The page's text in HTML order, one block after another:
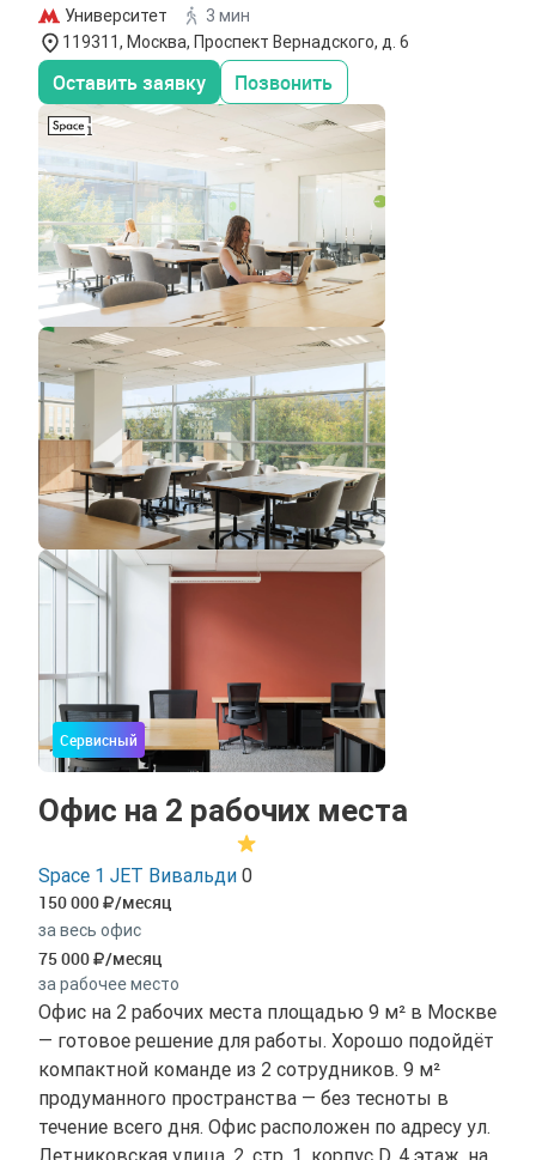
Университет
3 мин
119311, Москва, Проспект Вернадского, д. 6
Оставить заявку Позвонить
Сервисный
Офис на 2 рабочих места
Space 1 JET Вивальди 0
150 000 /месяц
за весь офис
75 000 /месяц
за рабочее место
Офис на 2 рабочих места площадью 9 м² в Москве
— готовое решение для работы. Хорошо подойдёт
компактной команде из 2 сотрудников. 9 м²
продуманного пространства — без тесноты в
течение всего дня. Офис расположен по адресу ул.
Летниковская улица, 2, стр. 1, корпус D, 4 этаж, на